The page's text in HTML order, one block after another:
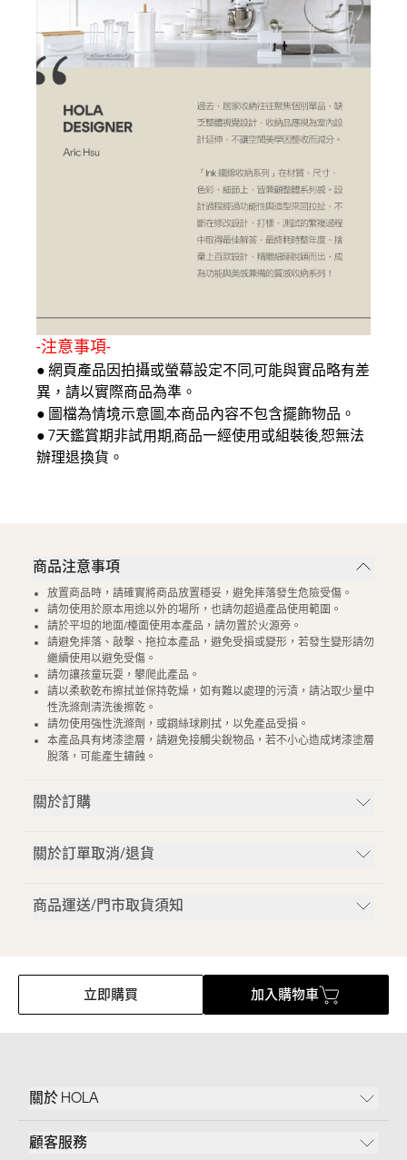
-注意事項-
● 網頁產品因拍攝或螢幕設定不同,可能與實品略有差
異，請以實際商品為準。
● 圖檔為情境示意圖,本商品內容不包含擺飾物品。
● 7天鑑賞期非試用期,商品一經使用或組裝後,恕無法
辦理退換貨。
商品注意事項
放置商品時，請確實將商品放置穩妥，避免摔落發生危險受傷。
請勿使用於原本用途以外的場所，也請勿超過產品使用範圍。
請於平坦的地面/檯面使用本產品，請勿置於火源旁。
請避免摔落、敲擊、拖拉本產品，避免受損或變形，若發生變形請勿
繼續使用以避免受傷。
請勿讓孩童玩耍，攀爬此產品。
請以柔軟乾布擦拭並保持乾燥，如有難以處理的污漬，請沾取少量中
性洗滌劑清洗後擦乾。
請勿使用強性洗滌劑，或鋼絲球刷拭，以免產品受損。
本產品具有烤漆塗層，請避免接觸尖銳物品，若不小心造成烤漆塗層
脫落，可能產生鏽蝕。
關於訂購
關於訂單取消/退貨
商品運送/門市取貨須知
立即購買 加入購物車
關於 HOLA
顧客服務